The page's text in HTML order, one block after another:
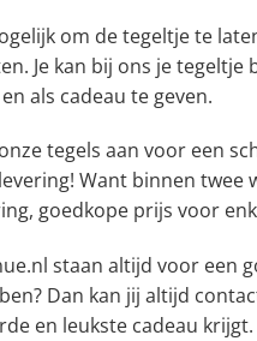
om de tegeltje te
Je kan bij ons je tegeltje
als cadeau te geven.
tegels aan voor een
Want binnen twee
goedkope prijs voor
staan altijd voor een
Dan kan jij altijd
en leukste cadeau